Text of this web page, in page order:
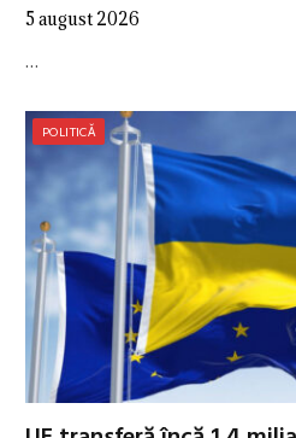
5 august 2026
…
POLITICĂ